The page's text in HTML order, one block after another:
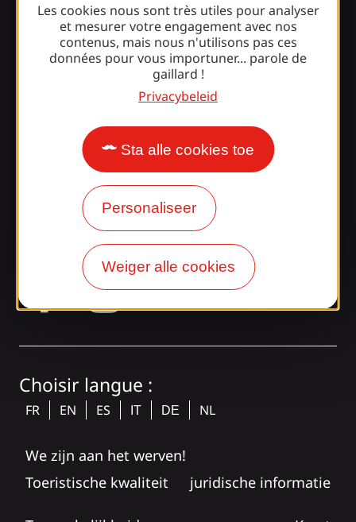
Les cookies nous sont très utiles pour analyser
et mesurer votre engagement avec nos
contenus, mais nous n'utilisons pas ces
données pour vous importuner... parole de
gaillard !
Privacybeleid
Sta alle cookies toe
Personaliseer
Weiger alle cookies
Verrast door ons
ontwerp?
Onze openingstijden
Onze brochures
Kom bij de Gaillarde bende!
Choisir langue :
FR EN ES IT DE NL
We zijn aan het werven!
Toeristische kwaliteit
juridische informatie